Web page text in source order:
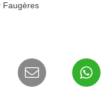
Faugères